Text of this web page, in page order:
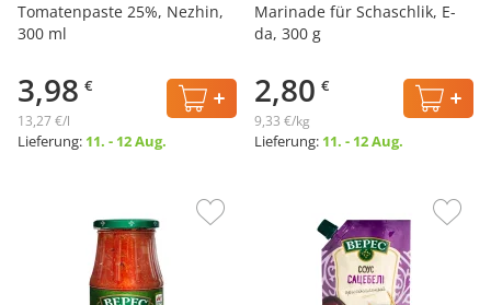
Tomatenpaste 25%, Nezhin,
300 ml
3,98 €
13,27 €/l
Lieferung: 11. - 12 Aug.
Marinade für Schaschlik, E-
da, 300 g
2,80 €
9,33 €/kg
Lieferung: 11. - 12 Aug.